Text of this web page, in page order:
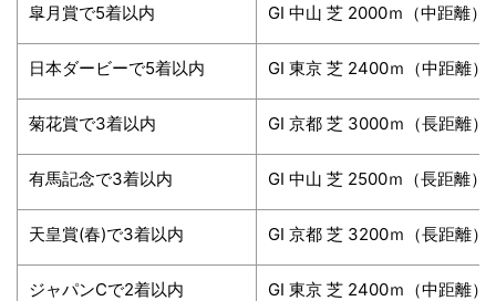
皐月賞で5着以内 GⅠ 中山 芝 2000ｍ（中距離）
日本ダービーで5着以内 GⅠ 東京 芝 2400ｍ（中距離）
菊花賞で3着以内 GⅠ 京都 芝 3000ｍ（長距離
有馬記念で3着以内 GⅠ 中山 芝 2500ｍ（長距離）
天皇賞(春)で3着以内 GⅠ 京都 芝 3200ｍ（長距離
ジャパンCで2着以内 GⅠ 東京 芝 2400ｍ（中距離）